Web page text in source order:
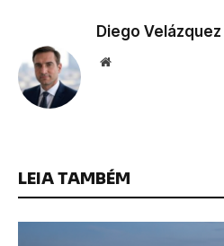
Diego Velázquez
Website
LEIA TAMBÉM